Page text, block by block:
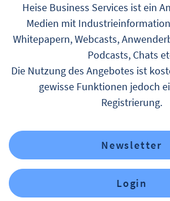
Heise Business Services ist ein
Medien mit
Whitepapern, Webcasts,
Podcasts, Chats
Die Nutzung des Angebotes ist
gewisse Funktionen jedoch
Registrierung.
Newsletter
Login